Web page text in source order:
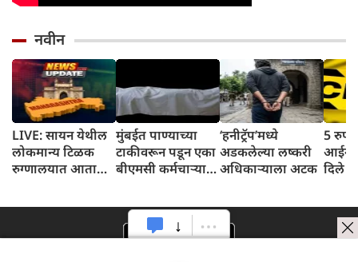
नवीन
LIVE: सायन येथील
लोकमान्य टिळक
रुग्णालयात आता
मुंबईत पाण्याच्या
टाकीवरून पडून एका
बीएमसी कर्मचाऱ्याचा
‘हनीट्रॅप’मध्ये
अडकलेल्या लष्करी
अधिकाऱ्याला अटक
5
आईने
दिले